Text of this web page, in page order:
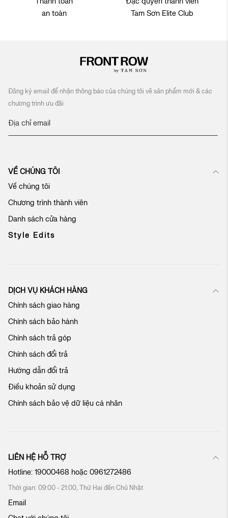
an toàn
Tam Sơn Elite Club
Đăng ký email để nhận thông báo của chúng tôi về sản phẩm mới & các
chương trình ưu đãi
Đ
ý
n
ậ
n
b
ả
c
ủ
a
h
ú
g
t
i
VỀ CHÚNG TÔI
Về chúng tôi
Chương trình thành viên
Danh sách cửa hàng
Style Edits
DỊCH VỤ KHÁCH HÀNG
Chính sách giao hàng
Chính sách bảo hành
Chính sách trả góp
Chính sách đổi trả
Hướng dẫn đổi trả
Điều khoản sử dụng
Chính sách bảo vệ dữ liệu cá nhân
LIÊN HỆ HỖ TRỢ
Hotline: 19000468 hoặc 0961272486
Thời gian: 09:00 - 21:00, Thứ Hai đến Chủ Nhật
Email